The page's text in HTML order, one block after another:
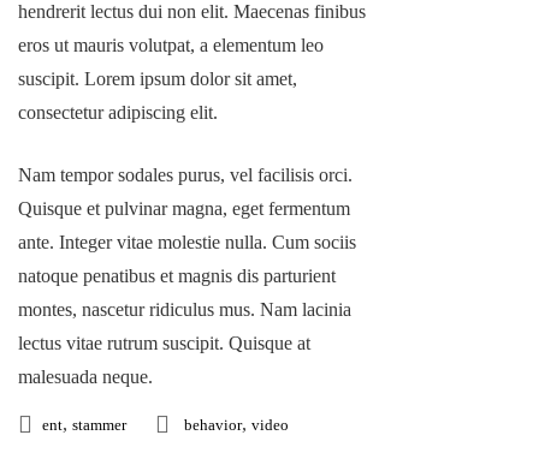
hendrerit lectus dui non elit. Maecenas finibus
eros ut mauris volutpat, a elementum leo
suscipit. Lorem ipsum dolor sit amet,
consectetur adipiscing elit.
Nam tempor sodales purus, vel facilisis orci.
Quisque et pulvinar magna, eget fermentum
ante. Integer vitae molestie nulla. Cum sociis
natoque penatibus et magnis dis parturient
montes, nascetur ridiculus mus. Nam lacinia
lectus vitae rutrum suscipit. Quisque at
malesuada neque.
ent, stammer behavior, video